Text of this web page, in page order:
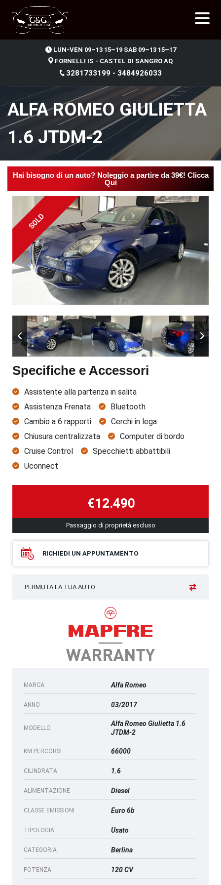
LUN-VEN 09–13 15–19 SAB 09–13 15–17
FORNELLI IS - CASTEL DI SANGRO AQ
3281733199 - 3484926033
ALFA ROMEO GIULIETTA
1.6 JTDM-2
Hai bisogno di un auto? Noleggio a partire da 39€! Clicca
Qui
SOLD
Specifiche e Accessori
Assistente alla partenza in salita
Assistenza Frenata
Bluetooth
Cambio a 6 rapporti
Cerchi in lega
Chiusura centralizzata
Computer di bordo
Cruise Control
Specchietti abbattibili
Uconnect
€12.490
Passaggio di proprietà escluso
RICHIEDI UN APPUNTAMENTO
PERMUTA LA TUA AUTO
MARCA Alfa Romeo
ANNO 03/2017
MODELLO
Alfa Romeo Giulietta 1.6
JTDM-2
KM PERCORSI 66000
CILINDRATA 1.6
ALIMENTAZIONE Diesel
CLASSE EMISSIONI Euro 6b
TIPOLOGIA Usato
CATEGORIA Berlina
POTENZA 120 CV